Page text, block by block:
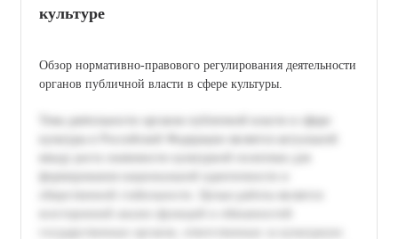
культуре
Обзор нормативно-правового регулирования деятельности
органов публичной власти в сфере культуры.